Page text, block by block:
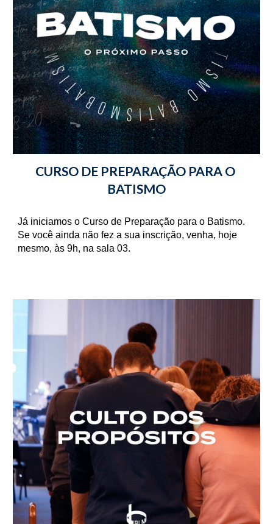
CURSO DE PREPARAÇÃO PARA O
BATISMO
Já iniciamos o Curso de Preparação para o Batismo.
Se você ainda não fez a sua inscrição, venha, hoje
mesmo, às 9h, na sala 03.